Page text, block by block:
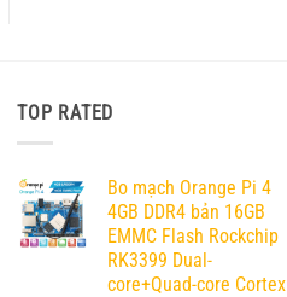
TOP RATED
Bo mạch Orange Pi 4
4GB DDR4 bản 16GB
EMMC Flash Rockchip
RK3399 Dual-
core+Quad-core Cortex